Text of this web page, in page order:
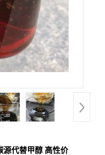
源代替甲醇 高性价